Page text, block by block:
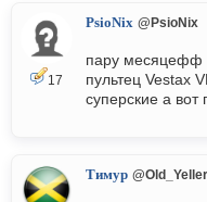
17
PsioNix @PsioNix
пару месяцефф
пультец Vestax
суперские а вот
Тимур @Old_Yeller